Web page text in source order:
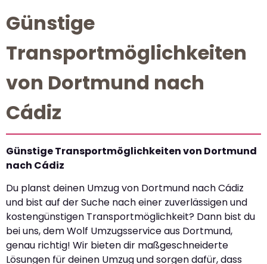
Günstige
Transportmöglichkeiten
von Dortmund nach
Cádiz
Günstige Transportmöglichkeiten von Dortmund
nach Cádiz
Du planst deinen Umzug von Dortmund nach Cádiz
und bist auf der Suche nach einer zuverlässigen und
kostengünstigen Transportmöglichkeit? Dann bist du
bei uns, dem Wolf Umzugsservice aus Dortmund,
genau richtig! Wir bieten dir maßgeschneiderte
Lösungen für deinen Umzug und sorgen dafür, dass